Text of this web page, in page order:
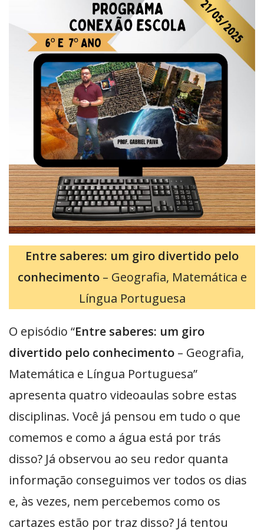
Entre saberes: um giro divertido pelo
conhecimento– Geografia, Matemática e
Língua Portuguesa
O episódio “Entre saberes: um giro
divertido pelo conhecimento – Geografia,
Matemática e Língua Portuguesa”
apresenta quatro videoaulas sobre estas
disciplinas. Você já pensou em tudo o que
comemos e como a água está por trás
disso? Já observou ao seu redor quanta
informação conseguimos ver todos os dias
e, às vezes, nem percebemos como os
cartazes estão por traz disso? Já tentou